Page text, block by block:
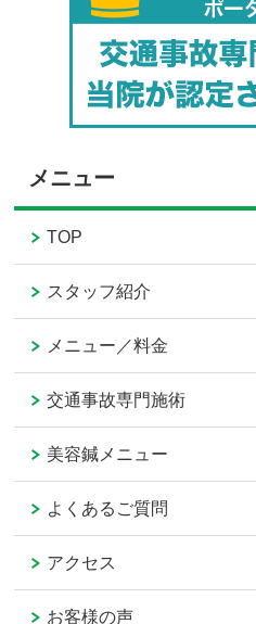
メニュー
TOP
スタッフ紹介
メニュー／料金
交通事故専門施術
美容鍼メニュー
よくあるご質問
アクセス
お客様の声